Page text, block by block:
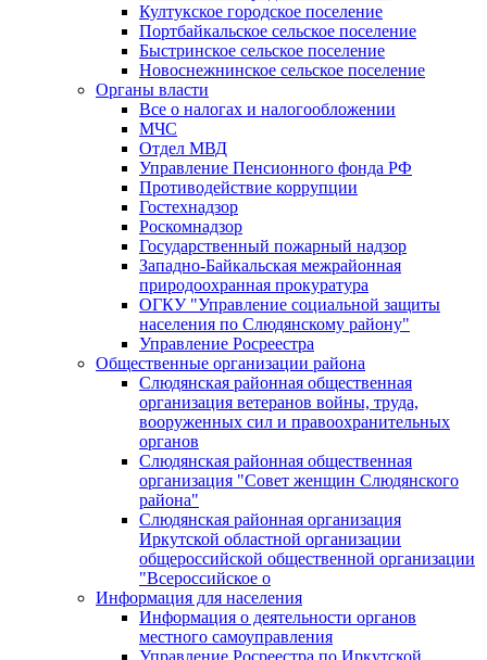
Култукское городское поселение
Портбайкальское сельское поселение
Быстринское сельское поселение
Новоснежнинское сельское поселение
Органы власти
Все о налогах и налогообложении
МЧС
Отдел МВД
Управление Пенсионного фонда РФ
Противодействие коррупции
Гостехнадзор
Роскомнадзор
Государственный пожарный надзор
Западно-Байкальская межрайонная
природоохранная прокуратура
ОГКУ "Управление социальной защиты
населения по Слюдянскому району"
Управление Росреестра
Общественные организации района
Слюдянская районная общественная
организация ветеранов войны, труда,
вооруженных сил и правоохранительных
органов
Слюдянская районная общественная
организация "Совет женщин Слюдянского
района"
Слюдянская районная организация
Иркутской областной организации
общероссийской общественной организации
"Всероссийское о
Информация для населения
Информация о деятельности органов
местного самоуправления
Управление Росреестра по Иркутской